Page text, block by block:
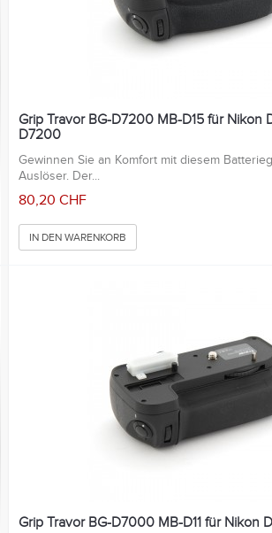
Grip Travor BG-D7200 MB-D15 für Nikon
D7200
Gewinnen Sie an Komfort mit diesem
Auslöser. Der...
80,20 CHF
IN DEN WARENKORB
Grip Travor BG-D7000 MB-D11 für Nikon